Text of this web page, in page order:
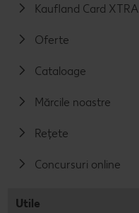
Kaufland Card XTRA
Oferte
Cataloage
Mărcile noastre
Rețete
Concursuri online
Utile